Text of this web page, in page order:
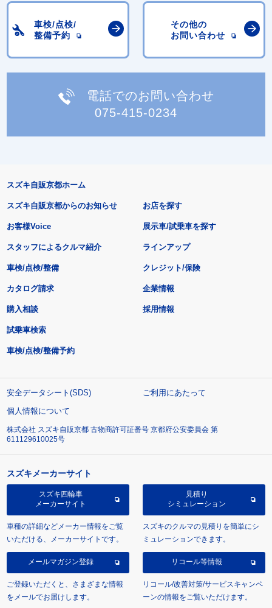
車検/点検/
整備予約
その他の
お問い合わせ
電話でのお問い合わせ
075-415-0234
スズキ自販京都ホーム
スズキ自販京都からのお知らせ
お客様Voice
スタッフによるクルマ紹介
お店を探す
展示車/試乗車を探す
ラインアップ
車検/点検/整備 クレジット/保険
カタログ請求
購入相談
試乗車検索
車検/点検/整備予約
企業情報
採用情報
安全データシート(SDS)
ご利用にあたって
個人情報について
株式会社 スズキ自販京都 古物商許可証番号 京都府公安委員会 第
611129610025号
スズキメーカーサイト
スズキ四輪車
メーカーサイト
車種の詳細などメーカー情報をご覧
いただける、メーカーサイトです。
見積り
シミュレーション
スズキのクルマの見積りを簡単にシ
ミュレーションできます。
メールマガジン登録
ご登録いただくと、さまざまな情報
をメールでお届けします。
リコール等情報
リコール/改善対策/サービスキャンペ
ーンの情報をご覧いただけます。